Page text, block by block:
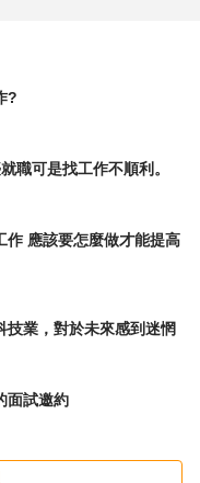
?
職可是找工作不順利。
作 應該要怎麼做才能提高
業，對於未來感到迷惘
面試邀約